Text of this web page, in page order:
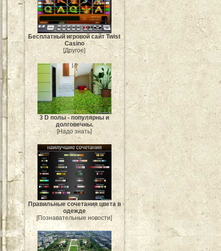
Бесплатный игровой сайт Twist
Casino
[Другое]
3 D полы - популярны и
долговечны.
[Надо знать]
Правильные сочетания цвета в
одежде
[Познавательные новости]